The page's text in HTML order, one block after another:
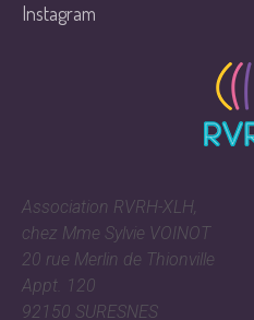
Instagram
Association RVRH-XLH,
chez Mme Sylvie VOINOT
20 rue Merlin de Thionville
Appt. 120
92150 SURESNES